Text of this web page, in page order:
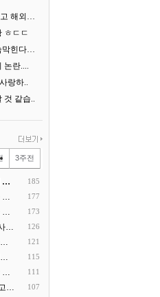
와이프가 전남친하고 해외여행..
ㅎㄷㄷ
남편이랑 사는게 숨막힌다는 ..
논란....
랑하..
것 같습..
3주전
교도소 에어컨 설치 논란.... 185
축협 성매매 접대가 더 충격.. 177
부산 스타벅스 근황 ㅎㄷㄷ 173
[국민청원] 32개월 사랑하.. 126
제가 이상한건지 판단 부탁드.. 121
자식농사 망친 순대국집 사장.. 115
이혼을 준비해야 할 것 같습.. 111
와이프가 전남친하고 해외여행.. 107